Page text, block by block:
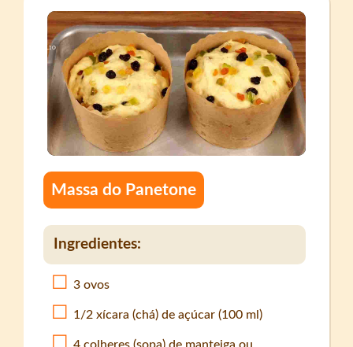
Massa do Panetone
Ingredientes:
3 ovos
1/2 xícara (chá) de açúcar (100 ml)
4 colheres (sopa) de manteiga ou